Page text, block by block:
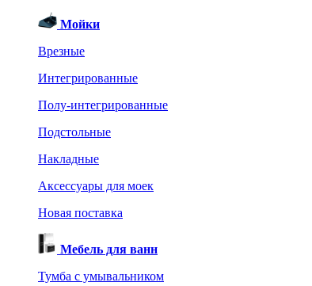
Мойки
Врезные
Интегрированные
Полу-интегрированные
Подстольные
Накладные
Аксессуары для моек
Новая поставка
Мебель для ванн
Тумба с умывальником